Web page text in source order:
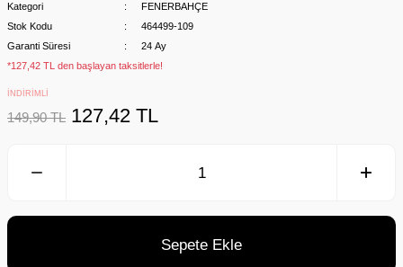
Kategori
FENERBAHÇE
Stok Kodu
464499-109
Garanti Süresi
24 Ay
*127,42 TL den başlayan taksitlerle!
İNDİRİMLİ
149,90 TL 127,42 TL
Sepete Ekle